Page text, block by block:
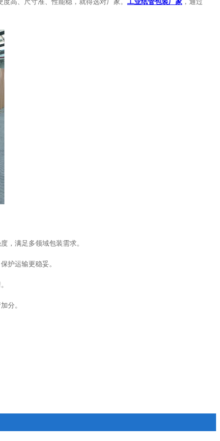
高、尺寸准、性能稳，就得选对厂家。 工业纸管包装厂家 ，通过
，满足多领域包装需求。
护运输更稳妥。
分。